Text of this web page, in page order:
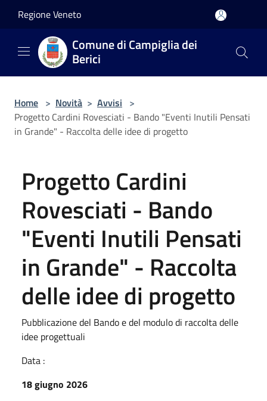
Regione Veneto
Comune di Campiglia dei
Berici
Home > Novità > Avvisi >
Progetto Cardini Rovesciati - Bando "Eventi Inutili Pensati
in Grande" - Raccolta delle idee di progetto
Progetto Cardini
Rovesciati - Bando
"Eventi Inutili Pensati
in Grande" - Raccolta
delle idee di progetto
Pubblicazione del Bando e del modulo di raccolta delle
idee progettuali
Data :
18 giugno 2026